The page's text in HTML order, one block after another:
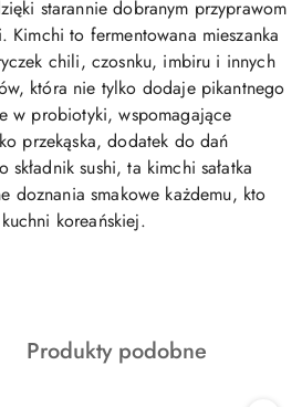
starannie dobranym przyprawom
Kimchi to fermentowana mieszanka
chili, czosnku, imbiru i innych
która nie tylko dodaje pikantnego
w probiotyki, wspomagające
przekąska, dodatek do dań
sushi, ta kimchi sałatka
doznania smakowe każdemu, kto
koreańskiej.
Produkty
Produkty podobne